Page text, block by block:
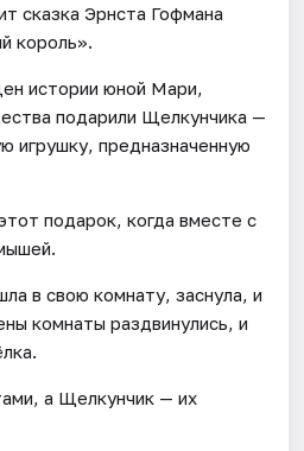
сказка Эрнста Гофмана
король».
истории юной Мари,
подарили Щелкунчика —
игрушку, предназначенную
подарок, когда вместе с
в свою комнату, заснула, и
комнаты раздвинулись, и
а Щелкунчик — их